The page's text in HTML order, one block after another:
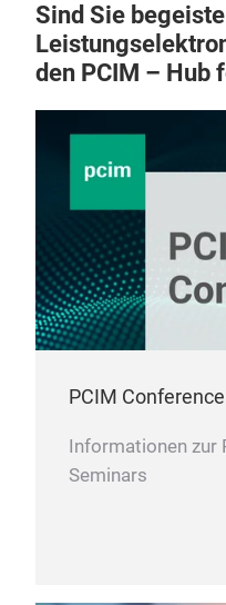
Sind Sie
den PCIM – Hub
PCIM Conference
Informationen zur
Seminars